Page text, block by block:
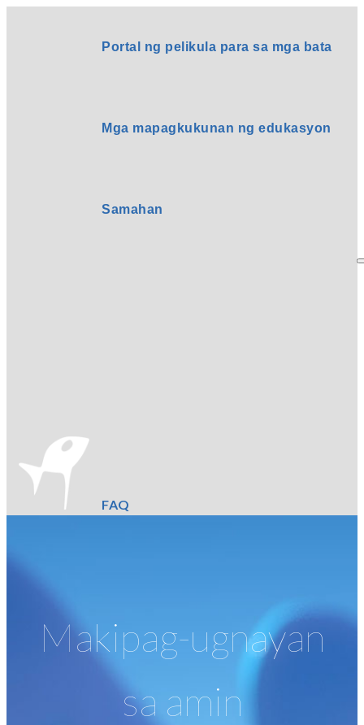
Portal ng pelikula para sa mga bata
Mga mapagkukunan ng edukasyon
Samahan
FAQ
Makipag-ugnayan
sa amin